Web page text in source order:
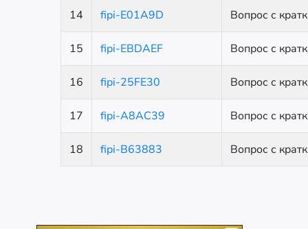
14 fipi-E01A9D Вопрос с
15 fipi-EBDAEF Вопрос с
16 fipi-25FE30 Вопрос с
17 fipi-A8AC39 Вопрос с
18 fipi-B63883 Вопрос с